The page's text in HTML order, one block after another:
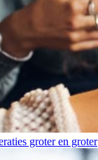
groter en groter